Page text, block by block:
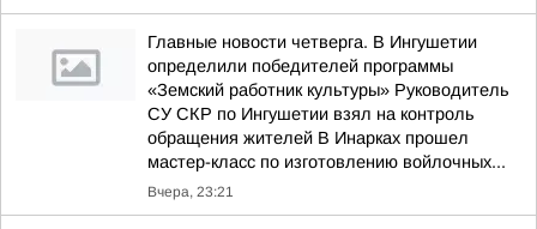
Главные новости четверга. В Ингушетии
определили победителей программы
«Земский работник культуры» Руководитель
СУ СКР по Ингушетии взял на контроль
обращения жителей В Инарках прошел
мастер-класс по изготовлению войлочных...
Вчера, 23:21